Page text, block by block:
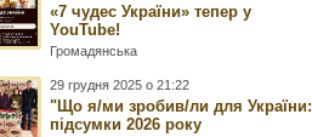
«7 чудес України» тепер у
YouTube!
Громадянська
29 грудня 2025 о 21:22
"Що я/ми зробив/ли для України:
підсумки 2026 року